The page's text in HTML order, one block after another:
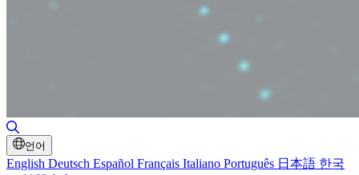
언어
English Deutsch Español Français Italiano Português 日本語 한국